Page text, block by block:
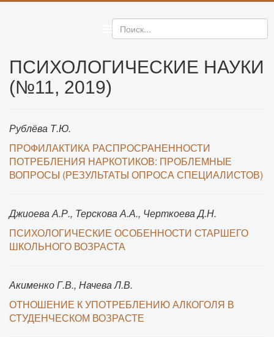
ПСИХОЛОГИЧЕСКИЕ НАУКИ
(№11, 2019)
Рублёва Т.Ю.
ПРОФИЛАКТИКА РАСПРОСРАНЕННОСТИ
ПОТРЕБЛЕНИЯ НАРКОТИКОВ: ПРОБЛЕМНЫЕ
ВОПРОСЫ (РЕЗУЛЬТАТЫ ОПРОСА СПЕЦИАЛИСТОВ)
Джиоева А.Р., Терскова А.А., Черткоева Д.Н.
ПСИХОЛОГИЧЕСКИЕ ОСОБЕННОСТИ СТАРШЕГО
ШКОЛЬНОГО ВОЗРАСТА
Акименко Г.В., Начева Л.В.
ОТНОШЕНИЕ К УПОТРЕБЛЕНИЮ АЛКОГОЛЯ В
СТУДЕНЧЕСКОМ ВОЗРАСТЕ